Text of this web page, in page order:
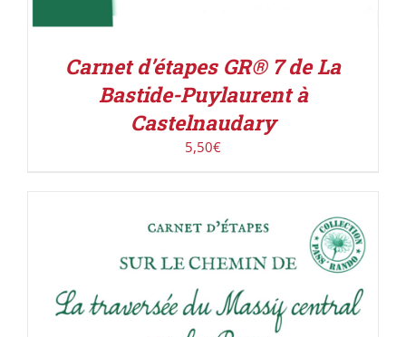
Carnet d’étapes GR® 7 de La
Bastide-Puylaurent à
Castelnaudary
5,50€